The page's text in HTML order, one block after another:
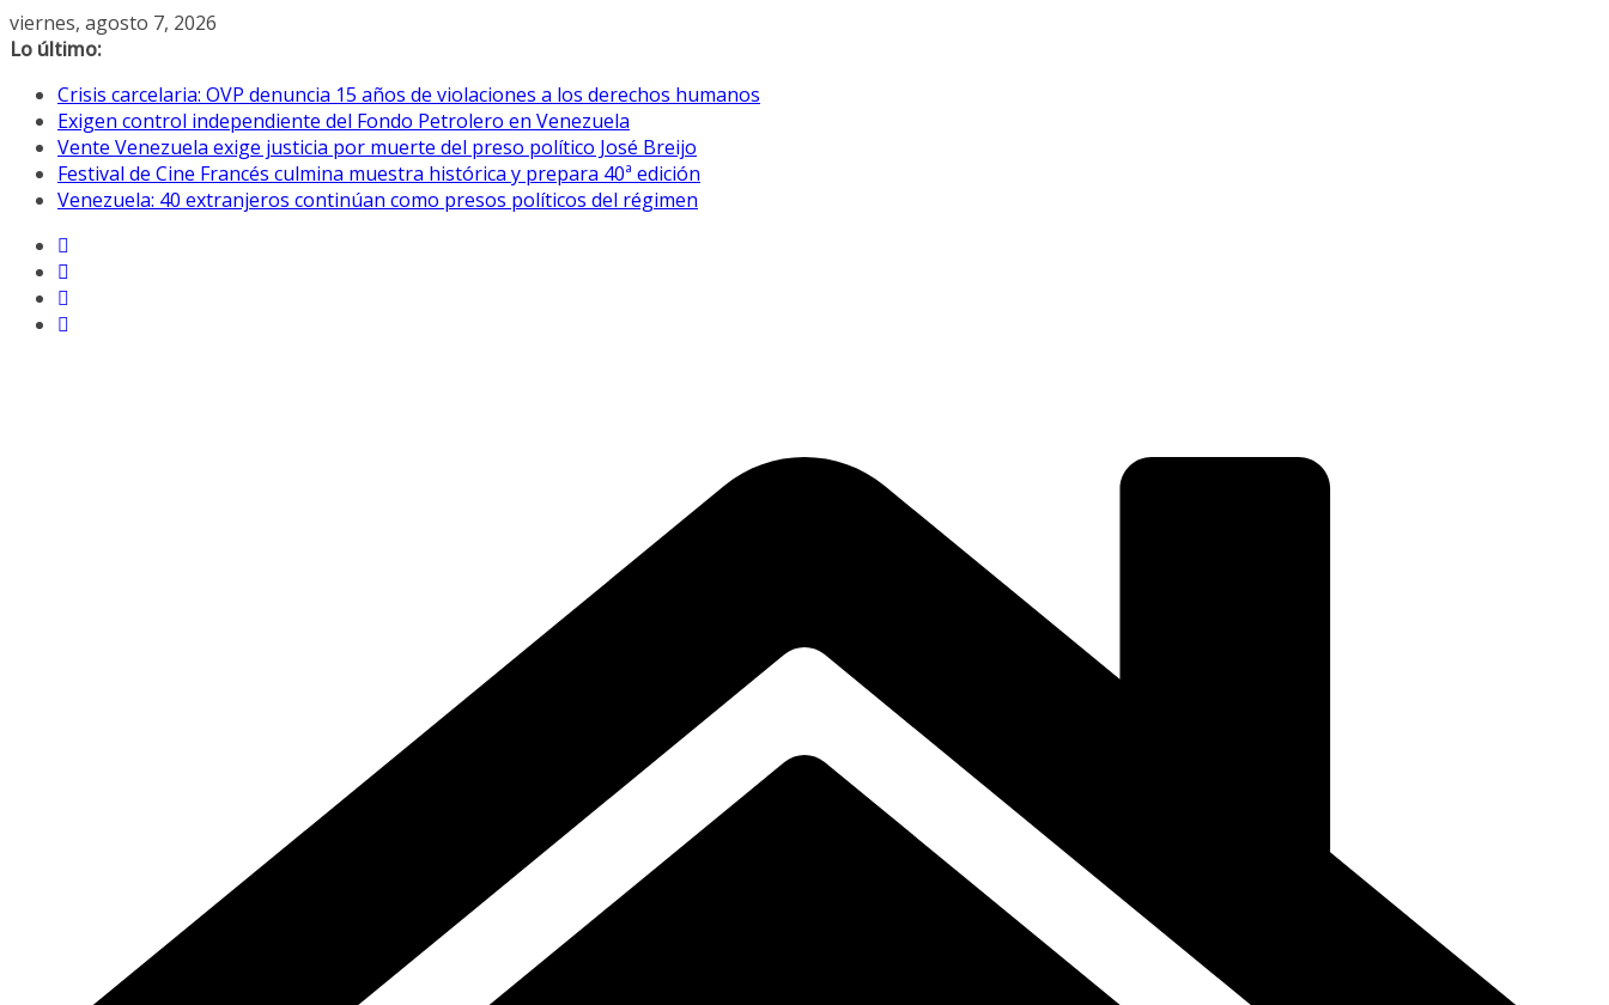
Saltar
al
viernes, agosto 7, 2026
Lo último:
Crisis carcelaria: OVP denuncia 15 años de violaciones a los derechos humanos
Exigen control independiente del Fondo Petrolero en Venezuela
Vente Venezuela exige justicia por muerte del preso político José Breijo
Festival de Cine Francés culmina muestra histórica y prepara 40ª edición
Venezuela: 40 extranjeros continúan como presos políticos del régimen